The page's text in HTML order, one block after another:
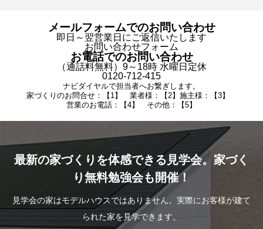
メールフォームでのお問い合わせ
即日～翌営業日にご返信いたします
お問い合わせフォーム
お電話でのお問い合わせ
（通話料無料）9～18時 水曜日定休
0120-712-415
ナビダイヤルで担当者へお繋ぎします。
家づくりのお問合せ：【1】 業者様：【2】施主様：【3】
営業のお電話：【4】 その他：【5】
最新の家づくりを体感できる見学会。家づく
り無料勉強会も開催！
見学会の家はモデルハウスではありません。実際にお客様が建て
られた家を見学できます。